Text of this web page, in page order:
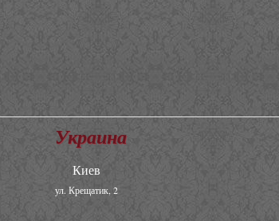
Украина
Киев
ул. Крещатик, 2